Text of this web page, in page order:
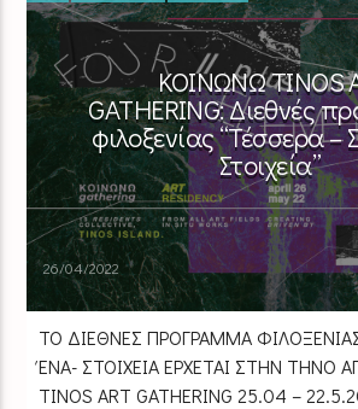
ΚΟΙΝΩΝΩ TINOS
GATHERING: Διεθνές
φιλοξενίας “Τέσσερα –
Στοιχεία”
26/04/2022
ΤΟ ΔΙΕΘΝΕΣ ΠΡΟΓΡΑΜΜΑ
ΈΝΑ- ΣΤΟΙΧΕΙΑ ΕΡΧΕΤΑΙ ΣΤΗΝ ΤΗΝΟ
TINOS ART GATHERING 25.04 –